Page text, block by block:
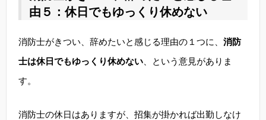
由５：休日でもゆっくり休めない
消防士がきつい、辞めたいと感じる理由の１つに、 消防
士は休日でもゆっくり休めない 、という意見がありま
す。
消防士の休日はありますが、招集が掛かれば出勤しなけ